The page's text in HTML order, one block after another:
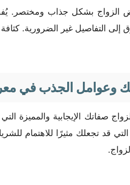
بشكل جذاب ومختصر. يُفضل
إلى التفاصيل غير الضرورية.
وعوامل الجذب في
صفاتك الإيجابية والمميزة
قد تجعلك مثيرًا للاهتمام